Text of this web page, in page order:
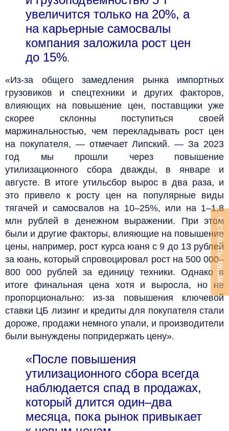
увеличится только на 20%, а
на карьерные самосвалы
компания заложила рост цен
до 15%.
«Из-за общего замедления рынка импортных
грузовиков и спецтехники и других факторов,
влияющих на повышение цен, поставщики уже
скорее склонны поступиться своей
маржинальностью, чем перекладывать рост цен
на покупателя, — отмечает Липский. — За 2023
год мы прошли через повышение
утилизационного сбора дважды, в январе и
августе. В итоге утильсбор вырос в два раза, и
это привело к росту цен на популярные виды
тягачей и самосвалов на 10–25%, или на 1–1,8
млн рублей в денежном выражении. При этом
были и другие факторы, влияющие на повышение
цены, например, рост курса юаня с 9 до 13 рублей
за юань, который спровоцировал рост на 500 000–
800 000 рублей за единицу техники. Однако в
итоге финальная цена хотя и выросла, но не
пропорционально: из-за повышения ключевой
ставки ЦБ лизинг и кредиты для покупателя стали
дороже, продажи немного упали, и производители
были вынуждены попридержать цену».
«После повышения
утилизационного сбора всегда
наблюдается спад в продажах,
который длится один–два
месяца, пока рынок привыкает
Оставить заявку